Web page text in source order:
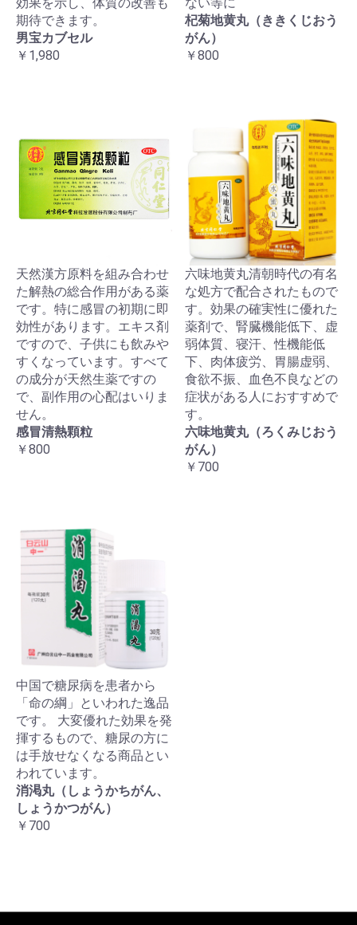
期待できます。
男宝カブセル
￥1,980
杞菊地黄丸（ききくじおう
がん）
￥800
天然漢方原料を組み合わせ
た解熱の総合作用がある薬
です。特に感冒の初期に即
効性があります。エキス剤
ですので、子供にも飲みや
すくなっています。すべて
の成分が天然生薬ですの
で、副作用の心配はいりま
せん。
感冒清熱顆粒
￥800
六味地黄丸清朝時代の有名
な処方で配合されたもので
す。効果の確実性に優れた
薬剤で、腎臓機能低下、虚
弱体質、寝汗、性機能低
下、肉体疲労、胃腸虚弱、
食欲不振、血色不良などの
症状がある人におすすめで
す。
六味地黄丸（ろくみじおう
がん）
￥700
中国で糖尿病を患者から
「命の綱」といわれた逸品
です。 大変優れた効果を発
揮するもので、糖尿の方に
は手放せなくなる商品とい
われています。
消渇丸（しょうかちがん、
しょうかつがん）
￥700